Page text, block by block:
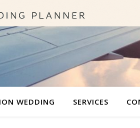
WEDDING SERVICES